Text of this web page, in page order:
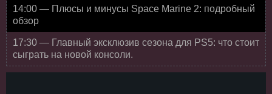
14:00 — Плюсы и минусы Space Marine 2: подробный
обзор
17:30 — Главный эксклюзив сезона для PS5: что стоит
сыграть на новой консоли.